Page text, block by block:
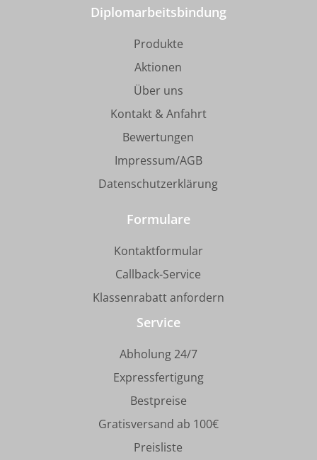
Diplomarbeitsbindung
Produkte
Aktionen
Über uns
Kontakt & Anfahrt
Bewertungen
Impressum/AGB
Datenschutzerklärung
Formulare
Kontaktformular
Callback-Service
Klassenrabatt anfordern
Service
Abholung 24/7
Expressfertigung
Bestpreise
Gratisversand ab 100€
Preisliste